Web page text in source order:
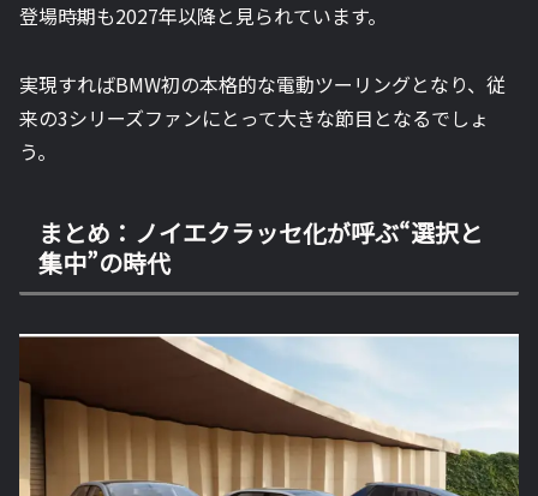
登場時期も2027年以降と見られています。
実現すればBMW初の本格的な電動ツーリングとなり、従
来の3シリーズファンにとって大きな節目となるでしょ
う。
まとめ：ノイエクラッセ化が呼ぶ“選択と
集中”の時代